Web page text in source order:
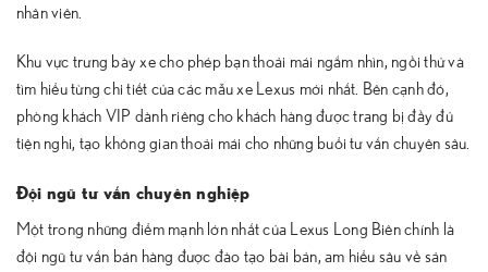
nhân viên.
Khu vực trưng bày xe cho phép bạn thoải mái ngắm nhìn, ngồi thử và
tìm hiểu từng chi tiết của các mẫu xe Lexus mới nhất. Bên cạnh đó,
phòng khách VIP dành riêng cho khách hàng được trang bị đầy đủ
tiện nghi, tạo không gian thoải mái cho những buổi tư vấn chuyên sâu.
Đội ngũ tư vấn chuyên nghiệp
Một trong những điểm mạnh lớn nhất của Lexus Long Biên chính là
đội ngũ tư vấn bán hàng được đào tạo bài bản, am hiểu sâu về sản